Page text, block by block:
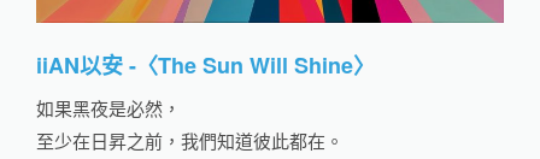
iiAN以安 -〈The Sun Will Shine〉
如果黑夜是必然，
至少在日昇之前，我們知道彼此都在。